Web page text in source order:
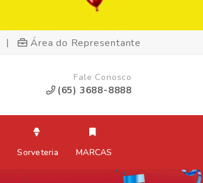
| Área do Representante
Fale Conosco
(65) 3688-8888
Sorveteria MARCAS